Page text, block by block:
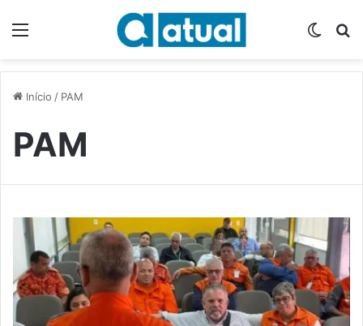
Início / PAM
PAM